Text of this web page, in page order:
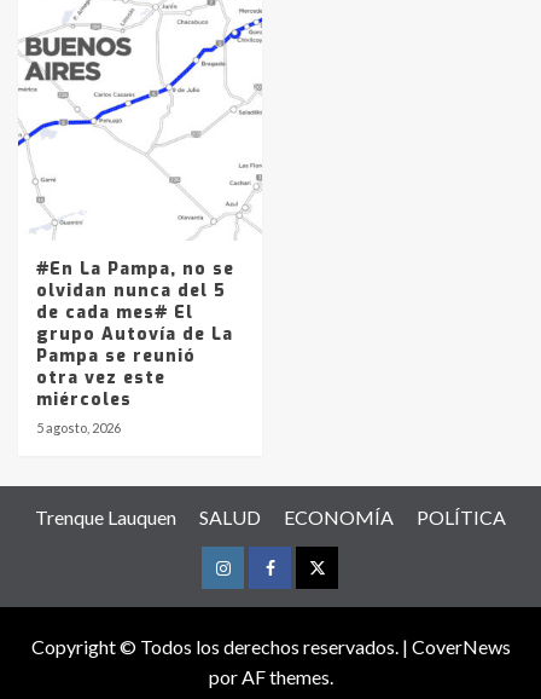
#En La Pampa, no se
olvidan nunca del 5
de cada mes# El
grupo Autovía de La
Pampa se reunió
otra vez este
miércoles
5 agosto, 2026
Trenque Lauquen SALUD ECONOMÍA POLÍTICA
InstagramFacebookTwitter
Copyright © Todos los derechos reservados. | CoverNews
por AF themes.